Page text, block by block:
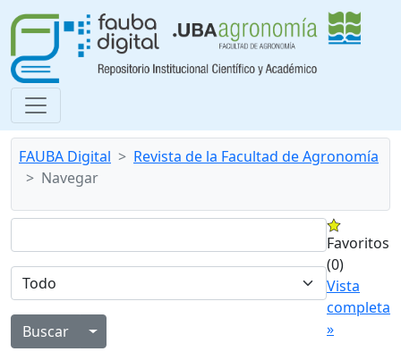
FAUBA Digital
Revista de la Facultad de Agronomía
Navegar
Alternar menú desplegable
Favoritos
(0)
Vista
completa
»